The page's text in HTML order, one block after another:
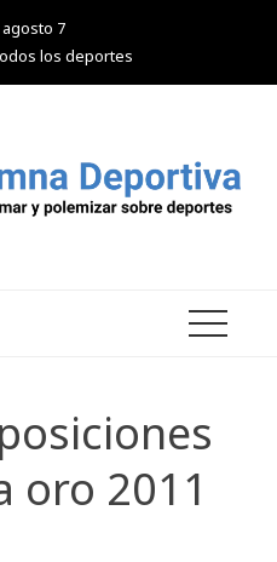
7
los deportes
posiciones
oro 2011